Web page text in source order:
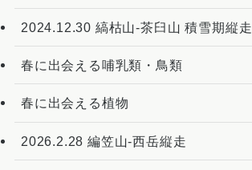
2024.12.30 縞枯山-茶臼山 積雪期縦走
春に出会える哺乳類・鳥類
春に出会える植物
2026.2.28 編笠山-西岳縦走